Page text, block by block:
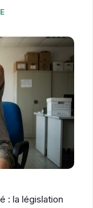
: la législation